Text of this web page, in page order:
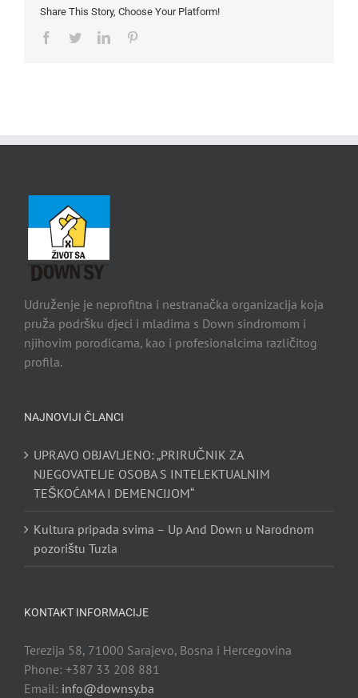
Share This Story, Choose Your Platform!
Facebook
TwitterLinkedIn
Udruženje je neprofitna i nestranačka organizacija koja
pruža podršku djeci i mladima s Down sindromom i
njihovim porodicama, kao i profesionalcima različitog
profila.
NAJNOVIJI ČLANCI
UPRAVO OBJAVLJENO: „PRIRUČNIK ZA
NJEGOVATELJE OSOBA S INTELEKTUALNIM
TEŠKOĆAMA I DEMENCIJOM“
Kultura pripada svima – Up And Down u Narodnom
pozorištu Tuzla
KONTAKT INFORMACIJE
Terezija 58, 71000 Sarajevo, Bosna i Hercegovina
Phone: +387 33 208 881
Email: info@downsy.ba